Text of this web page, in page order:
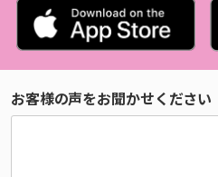
お客様の声をお聞かせください